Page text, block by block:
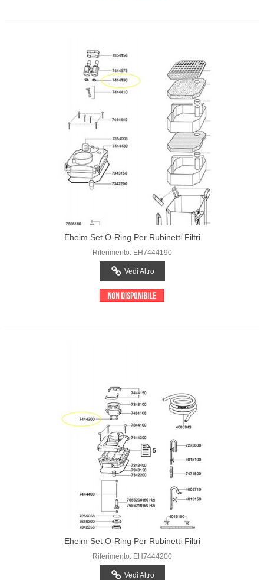
Eheim Set O-Ring Per Rubinetti Filtri
2026/28/2126
Riferimento: EH7444190
Vedi Altro
Eheim Set O-Ring Per Rubinetti Filtri
Professionel (2226-2328/2227-2329)
Riferimento: EH7444200
Vedi Altro